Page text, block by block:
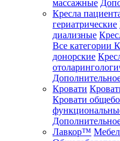
массажные
Кресла
гериатрические
диализные
Все категории
донорские
Кровати
Кровати
Лавкор™